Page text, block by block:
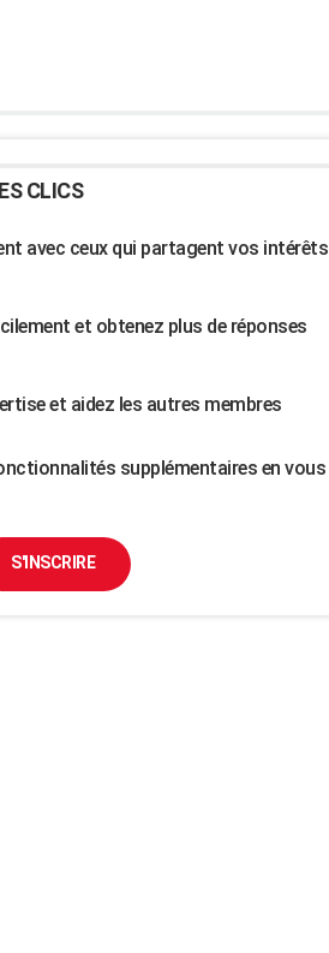
CLICS
avec ceux qui partagent vos intérêts
et obtenez plus de réponses
et aidez les autres membres
supplémentaires en vous
S'INSCRIRE